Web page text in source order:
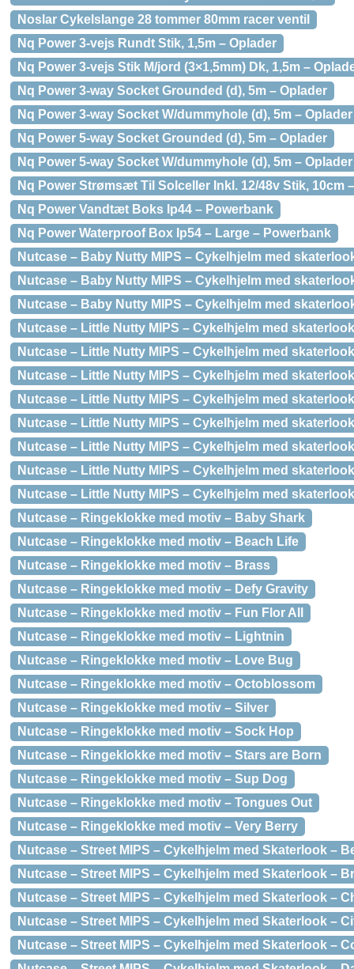
Noslar Cykelslange 28 tommer 80mm racer ventil
Nq Power 3-vejs Rundt Stik, 1,5m – Oplader
Nq Power 3-vejs Stik M/jord (3×1,5mm) Dk, 1,5m –
Nq Power 3-way Socket Grounded (d), 5m – Oplader
Nq Power 3-way Socket W/dummyhole (d), 5m – Oplader
Nq Power 5-way Socket Grounded (d), 5m – Oplader
Nq Power 5-way Socket W/dummyhole (d), 5m – Oplader
Nq Power Strømsæt Til Solceller Inkl. 12/48v Stik, 10cm
Nq Power Vandtæt Boks Ip44 – Powerbank
Nq Power Waterproof Box Ip54 – Large – Powerbank
Nutcase – Baby Nutty MIPS – Cykelhjelm med
Nutcase – Baby Nutty MIPS – Cykelhjelm med
Nutcase – Baby Nutty MIPS – Cykelhjelm med
Nutcase – Little Nutty MIPS – Cykelhjelm med
Nutcase – Little Nutty MIPS – Cykelhjelm med
Nutcase – Little Nutty MIPS – Cykelhjelm med
Nutcase – Little Nutty MIPS – Cykelhjelm med
Nutcase – Little Nutty MIPS – Cykelhjelm med
Nutcase – Little Nutty MIPS – Cykelhjelm med
Nutcase – Little Nutty MIPS – Cykelhjelm med
Nutcase – Little Nutty MIPS – Cykelhjelm med
Nutcase – Ringeklokke med motiv – Baby Shark
Nutcase – Ringeklokke med motiv – Beach Life
Nutcase – Ringeklokke med motiv – Brass
Nutcase – Ringeklokke med motiv – Defy Gravity
Nutcase – Ringeklokke med motiv – Fun Flor All
Nutcase – Ringeklokke med motiv – Lightnin
Nutcase – Ringeklokke med motiv – Love Bug
Nutcase – Ringeklokke med motiv – Octoblossom
Nutcase – Ringeklokke med motiv – Silver
Nutcase – Ringeklokke med motiv – Sock Hop
Nutcase – Ringeklokke med motiv – Stars are Born
Nutcase – Ringeklokke med motiv – Sup Dog
Nutcase – Ringeklokke med motiv – Tongues Out
Nutcase – Ringeklokke med motiv – Very Berry
Nutcase – Street MIPS – Cykelhjelm med Skaterlook –
Nutcase – Street MIPS – Cykelhjelm med Skaterlook –
Nutcase – Street MIPS – Cykelhjelm med Skaterlook –
Nutcase – Street MIPS – Cykelhjelm med Skaterlook –
Nutcase – Street MIPS – Cykelhjelm med Skaterlook –